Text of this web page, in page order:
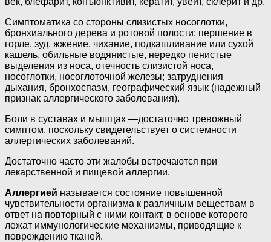
Симптоматика со стороны слизистых носоглотки,
бронхиального дерева и ротовой полости: першение в
горле, зуд, жжение, чихание, подкашливание или сухой
кашель, обильные водянистые, нередко пенистые
выделения из носа, отечность слизистой носа,
носоглотки, носоглоточной железы; затруднения
дыхания, бронхоспазм, географический язык (надежный
признак аллергического заболевания).
Боли в суставах и мышцах —достаточно тревожный
симптом, поскольку свидетельствует о системности
аллергических заболеваний.
Достаточно часто эти жалобы встречаются при
лекарственной и пищевой аллергии.
Аллергией называется состояние повышенной
чувствительности организма к различным веществам в
ответ на повторный с ними контакт, в основе которого
лежат иммунологические механизмы, приводящие к
повреждению тканей.